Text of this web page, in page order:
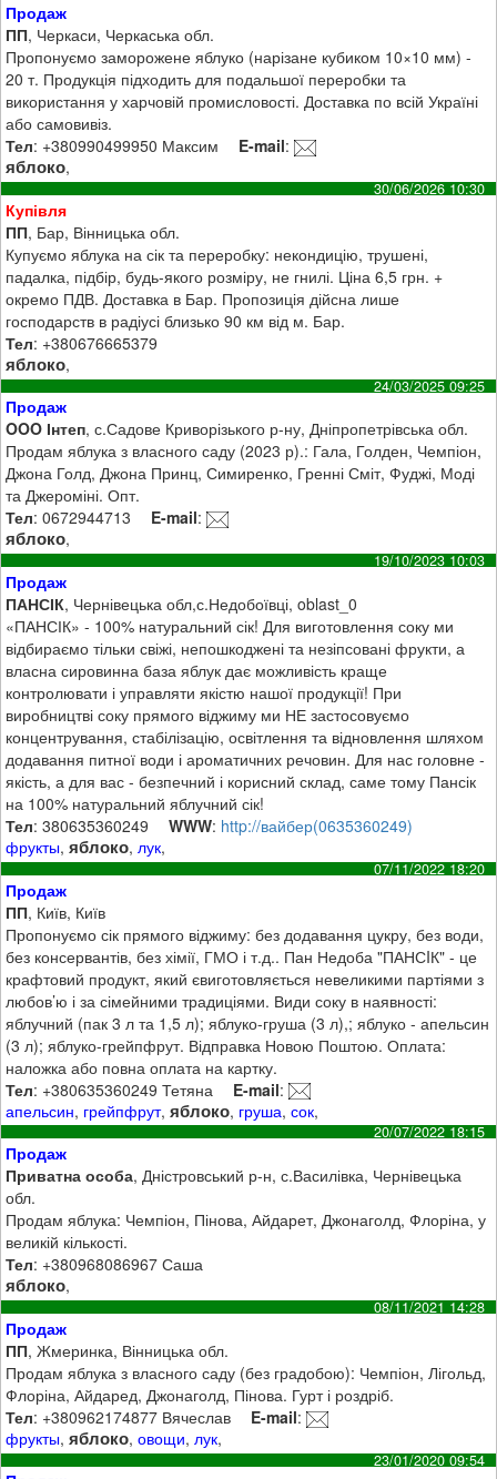
Продаж
ПП, Черкаси, Черкаська обл.
Пропонуємо заморожене яблуко (нарізане кубиком 10×10 мм) -
20 т. Продукція підходить для подальшої переробки та
використання у харчовій промисловості. Доставка по всій Україні
або самовивіз.
Тел: +380990499950 Максим E-mail:
яблоко,
30/06/2026 10:30
Купівля
ПП, Бар, Вінницька обл.
Купуємо яблука на сік та переробку: некондицію, трушені,
падалка, підбір, будь-якого розміру, не гнилі. Ціна 6,5 грн. +
окремо ПДВ. Доставка в Бар. Пропозиція дійсна лише
господарств в радіусі близько 90 км від м. Бар.
Тел: +380676665379
яблоко,
24/03/2025 09:25
Продаж
OOO Інтеп, с.Садове Криворізького р-ну, Дніпропетрівська обл.
Продам яблука з власного саду (2023 р).: Гала, Голден, Чемпіон,
Джона Голд, Джона Принц, Симиренко, Гренні Сміт, Фуджі, Моді
та Джероміні. Опт.
Тел: 0672944713 E-mail:
яблоко,
19/10/2023 10:03
Продаж
ПАНСІК, Чернівецька обл,с.Недобоївці, oblast_0
«ПАНСІК» - 100% натуральний сік! Для виготовлення соку ми
відбираємо тільки свіжі, непошкоджені та незіпсовані фрукти, а
власна сировинна база яблук дає можливість краще
контролювати і управляти якістю нашої продукції! При
виробництві соку прямого віджиму ми НЕ застосовуємо
концентрування, стабілізацію, освітлення та відновлення шляхом
додавання питної води і ароматичних речовин. Для нас головне -
якість, а для вас - безпечний і корисний склад, саме тому Пансік
на 100% натуральний яблучний сік!
Тел: 380635360249 WWW: http://вайбер(0635360249)
фрукты,яблоко, лук,
07/11/2022 18:20
Продаж
ПП, Київ, Київ
Пропонуємо сік прямого віджиму: без додавання цукру, без води,
без консервантів, без хімії, ГМО і т.д.. Пан Недоба "ПАНСIК" - це
крафтовий продукт, який євиготовляється невеликими партіями з
любов’ю і за сімейними традиціями. Види соку в наявності:
яблучний (пак 3 л та 1,5 л); яблуко-груша (3 л),; яблуко - апельсин
(3 л); яблуко-грейпфрут. Відправка Новою Поштою. Оплата:
наложка або повна оплата на картку.
Тел: +380635360249 Тетяна E-mail:
апельсин, грейпфрут,яблоко, груша,сок,
20/07/2022 18:15
Продаж
Приватна особа, Дністровський р-н, с.Василівка, Чернівецька
обл.
Продам яблука: Чемпіон, Пінова, Айдарет, Джонаголд, Флоріна, у
великій кількості.
Тел: +380968086967 Саша
яблоко,
08/11/2021 14:28
Продаж
ПП, Жмеринка, Вінницька обл.
Продам яблука з власного саду (без градобою): Чемпіон, Лігольд,
Флоріна, Айдаред, Джонаголд, Пінова. Гурт і роздріб.
Тел: +380962174877 Вячеслав E-mail:
фрукты,яблоко,овощи, лук,
23/01/2020 09:54